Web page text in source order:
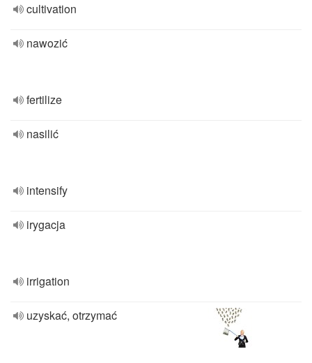
cultivation
nawozić
fertilize
nasilić
intensify
irygacja
irrigation
uzyskać, otrzymać